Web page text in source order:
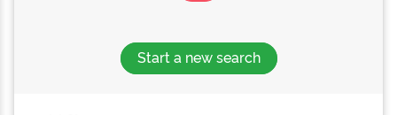
Start a new search